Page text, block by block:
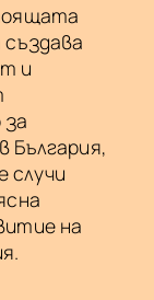
и
България,
случи
на